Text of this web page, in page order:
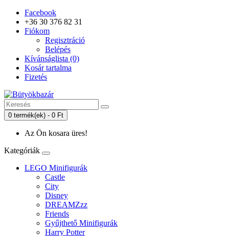
Facebook
+36 30 376 82 31
Fiókom
Regisztráció
Belépés
Kívánságlista (0)
Kosár tartalma
Fizetés
0 termék(ek) - 0 Ft
Az Ön kosara üres!
Kategóriák
LEGO Minifigurák
Castle
City
Disney
DREAMZzz
Friends
Gyűjthető Minifigurák
Harry Potter